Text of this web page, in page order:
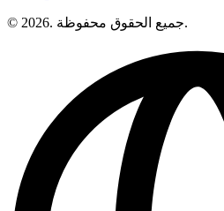
© 2026. جميع الحقوق محفوظة.